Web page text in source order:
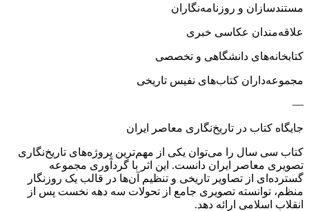
مستندسازان و روزنامه‌نگاران
علاقه‌مندان عکاسی خبری
کتابخانه‌های دانشگاهی و تخصصی
مجموعه‌داران کتاب‌های نفیس تاریخی
—
جایگاه کتاب در تاریخ‌نگاری معاصر ایران
کتاب سی سال را می‌توان یکی از مهم‌ترین پروژه‌های تاریخ‌نگاری
تصویری معاصر ایران دانست. این اثر با گردآوری مجموعه
گسترده‌ای از تصاویر تاریخی و تنظیم آن‌ها در قالب یک روزنگار
منظم، توانسته تصویری جامع از تحولات سه دهه نخست پس از
انقلاب اسلامی ارائه دهد.